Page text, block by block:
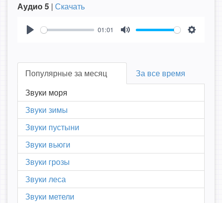
Аудио 5 | Скачать
01:01
Популярные за месяц
За все время
Звуки моря
Звуки зимы
Звуки пустыни
Звуки вьюги
Звуки грозы
Звуки леса
Звуки метели